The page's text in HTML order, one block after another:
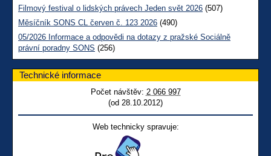
Filmový festival o lidských právech Jeden svět 2026 (507)
Měsíčník SONS CL červen č. 123 2026 (490)
05/2026 Informace a odpovědi na dotazy z pražské Sociálně
právní poradny SONS (256)
Technické informace
Počet návštěv: 2 066 997
(od 28.10.2012)
Web technicky spravuje: